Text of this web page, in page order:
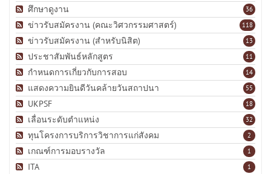
36
ศึกษาดูงาน
118
ข่าวรับสมัครงาน (คณะวิศวกรรมศาสตร์)
13
ข่าวรับสมัครงาน (สำหรับนิสิต)
11
ประชาสัมพันธ์หลักสูตร
14
กำหนดการเกี่ยวกับการสอบ
55
แสดงความยินดีวันคล้ายวันสถาปนา
18
UKPSF
32
เลื่อนระดับตำแหน่ง
2
ทุนโครงการบริการวิชาการแก่สังคม
1
เกณฑ์การมอบรางวัล
1
ITA